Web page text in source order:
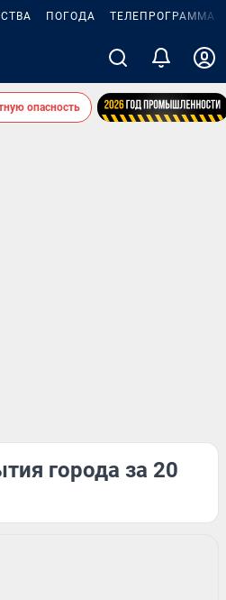
ПОГОДА ТЕЛЕПРОГРАММА
опасность
города за 20